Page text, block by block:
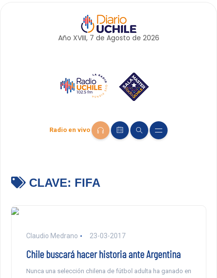
Año XVIII, 7 de Agosto de 2026
Radio en vivo
CLAVE: FIFA
Claudio Medrano 23-03-2017
Chile buscará hacer historia ante Argentina
Nunca una selección chilena de fútbol adulta ha ganado en